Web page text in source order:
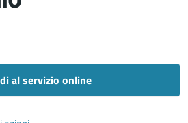
al servizio online